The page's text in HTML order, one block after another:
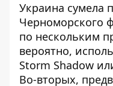
Украина сумела
Черноморского
по нескольким
вероятно,
Storm Shadow
Во-вторых,